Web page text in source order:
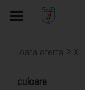
Toata oferta > XL
culoare